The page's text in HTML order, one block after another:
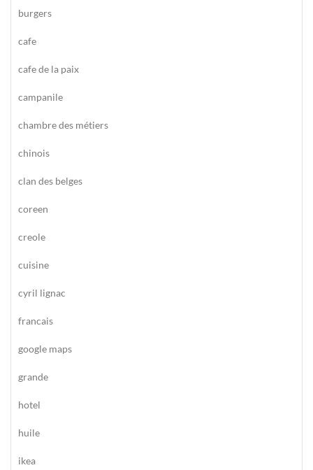
burgers
cafe
cafe de la paix
campanile
chambre des métiers
chinois
clan des belges
coreen
creole
cuisine
cyril lignac
francais
google maps
grande
hotel
huile
ikea